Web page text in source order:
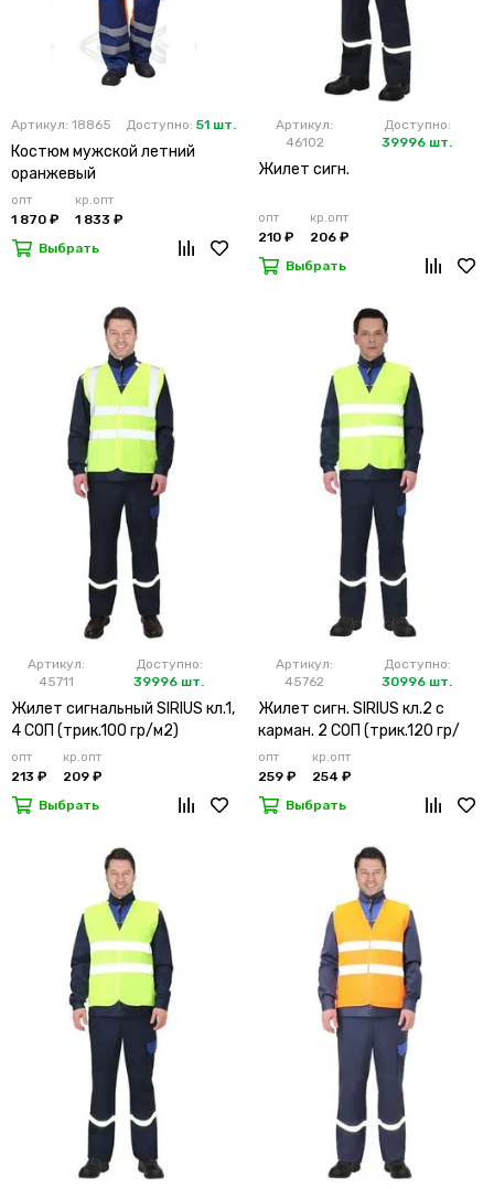
Артикул: 18865 Доступно: 51 шт.
Костюм мужской летний
оранжевый
опт
1 870 ₽
кр.опт
1 833 ₽
Выбрать
Артикул:
46102
Доступно:
39996 шт.
Жилет сигн.
опт
210 ₽
кр.опт
206 ₽
Выбрать
Артикул:
45711
Доступно:
39996 шт.
Жилет сигнальный SIRIUS кл.1,
4 СОП (трик.100 гр/м2)
лимонный
опт
213 ₽
кр.опт
209 ₽
Выбрать
Артикул:
45762
Доступно:
30996 шт.
Жилет сигн. SIRIUS кл.2 с
карман. 2 СОП (трик.120 гр/
м2)
опт
259 ₽
кр.опт
254 ₽
Выбрать